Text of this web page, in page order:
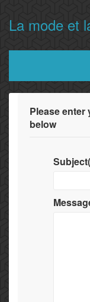
La mode et
Please
below